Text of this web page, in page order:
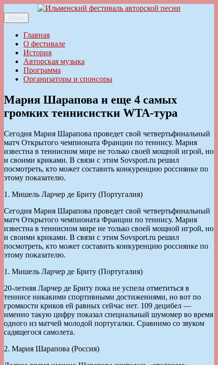
к
содержимому
Ильменский фестиваль авторской песни
Меню
Главная
О фестивале
История
Авторская музыка
Программа
Организаторы и спонсоры
Мария Шарапова и еще 4 самых
громких теннисистки WTA-тура
Сегодня Мария Шарапова проведет свой четвертьфинальный
матч Открытого чемпионата Франции по теннису. Мария
известна в теннисном мире не только своей мощной игрой, но
и своими криками. В связи с этим Sovsport.ru решил
посмотреть, кто может составить конкуренцию россиянке по
этому показателю.
1. Мишель Ларчер де Бриту (Португалия)
Сегодня Мария Шарапова проведет свой четвертьфинальный
матч Открытого чемпионата Франции по теннису. Мария
известна в теннисном мире не только своей мощной игрой, но
и своими криками. В связи с этим Sovsport.ru решил
посмотреть, кто может составить конкуренцию россиянке по
этому показателю.
1. Мишель Ларчер де Бриту (Португалия)
20-летняя Ларчер де Бриту пока не успела отметиться в
теннисе никакими спортивными достижениями, но вот по
громкости криков ей равных сейчас нет. 109 децибел —
именно такую цифру показал специальный шумомер во время
одного из матчей молодой португалки. Сравнимо со звуком
садящегося самолета.
2. Мария Шарапова (Россия)